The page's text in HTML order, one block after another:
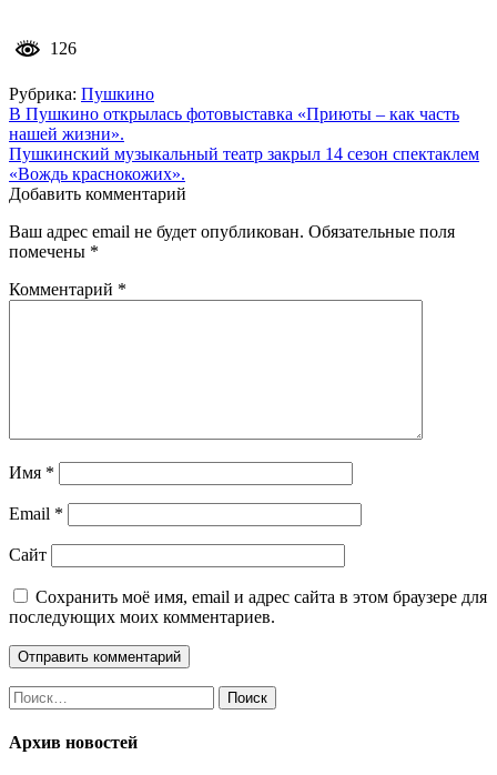
126
Рубрика: Пушкино
Навигация
по
записям
В Пушкино открылась фотовыставка «Приюты – как часть
нашей жизни».
Пушкинский музыкальный театр закрыл 14 сезон спектаклем
«Вождь краснокожих».
Добавить комментарий
Ваш адрес email не будет опубликован. Обязательные поля
помечены *
Комментарий *
Имя *
Email *
Сайт
Сохранить моё имя, email и адрес сайта в этом браузере для
последующих моих комментариев.
Найти:
Архив новостей